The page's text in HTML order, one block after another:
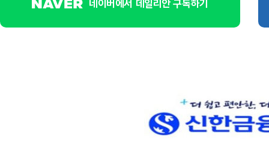
네이버에서 데일리안 구독하기